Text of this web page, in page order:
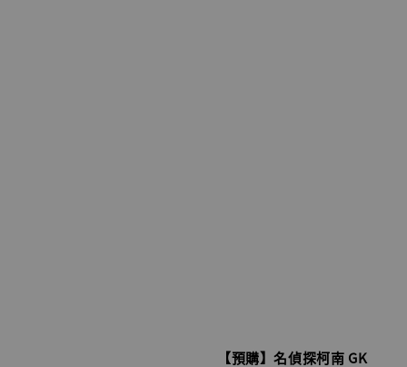
【預購】名偵探柯南 GK